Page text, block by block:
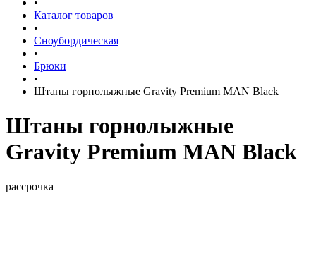
Каталог товаров
•
Сноубордическая
•
Брюки
•
Штаны горнолыжные Gravity Premium MAN Black
Штаны горнолыжные
Gravity Premium MAN Black
рассрочка